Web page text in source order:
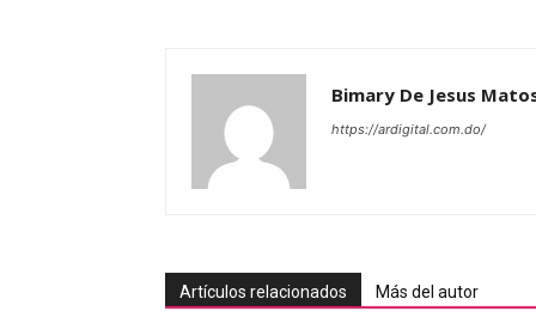
Bimary De Jesus
https://ardigital.com.do/
Artículos relacionados Más del autor